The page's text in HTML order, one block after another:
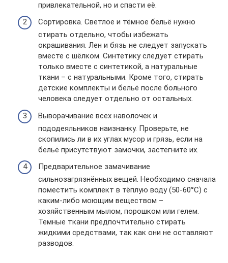
привлекательной, но и спасти её.
Сортировка. Светлое и тёмное бельё нужно
стирать отдельно, чтобы избежать
окрашивания. Лен и бязь не следует запускать
вместе с шёлком. Синтетику следует стирать
только вместе с синтетикой, а натуральные
ткани – с натуральными. Кроме того, стирать
детские комплекты и бельё после больного
человека следует отдельно от остальных.
Выворачивание всех наволочек и
пододеяльников наизнанку. Проверьте, не
скопились ли в их углах мусор и грязь, если на
бельё присутствуют замочки, застегните их.
Предварительное замачивание
сильнозагрязнённых вещей. Необходимо сначала
поместить комплект в тёплую воду (50-60°C) с
каким-либо моющим веществом –
хозяйственным мылом, порошком или гелем.
Темные ткани предпочтительно стирать
жидкими средствами, так как они не оставляют
разводов.